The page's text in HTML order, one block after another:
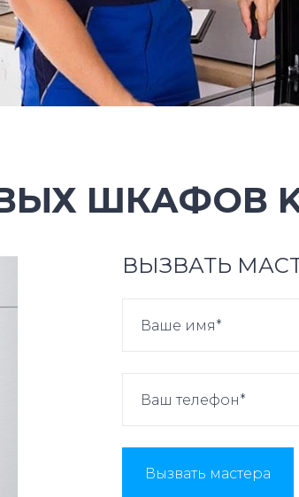
ШКАФОВ
ВЫЗВАТЬ
Вызвать мастера